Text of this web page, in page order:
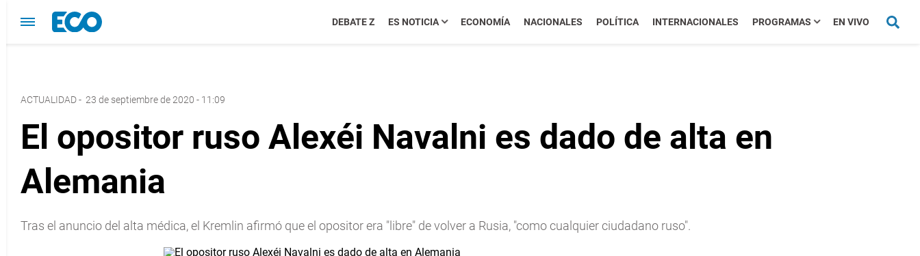
DEBATE Z ES NOTICIA ECONOMÍA NACIONALES POLÍTICA INTERNACIONALES PROGRAMAS EN VIVO
ACTUALIDAD- 23 de septiembre de 2020 - 11:09
El opositor ruso Alexéi Navalni es dado de alta en
Alemania
Tras el anuncio del alta médica, el Kremlin afirmó que el opositor era "libre" de volver a Rusia, "como cualquier ciudadano ruso".